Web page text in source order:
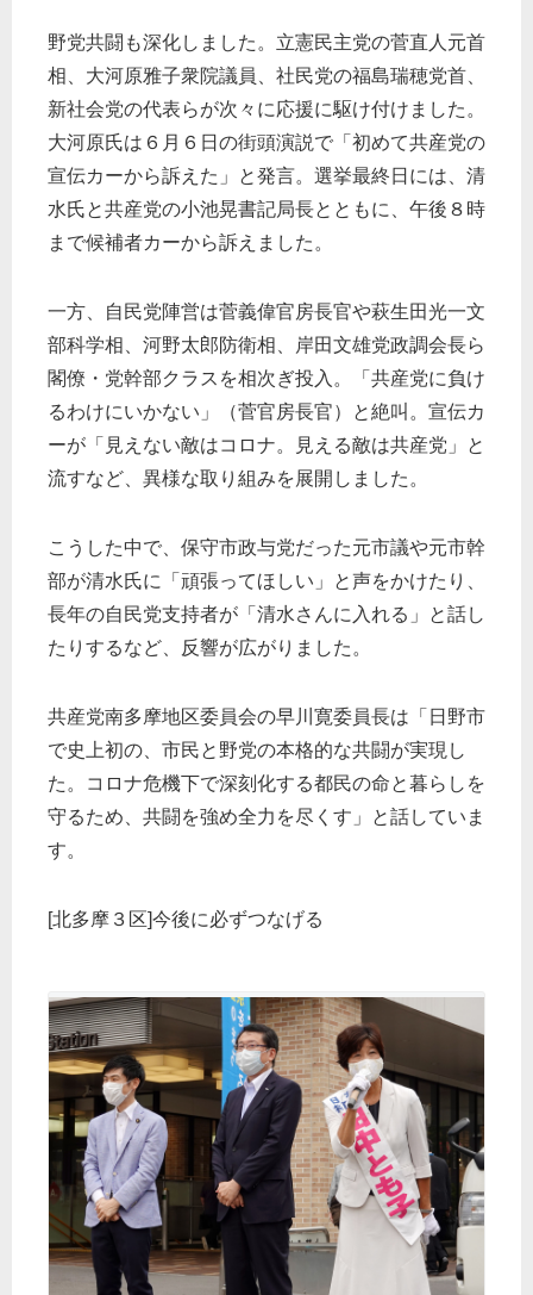
野党共闘も深化しました。立憲民主党の菅直人元首
相、大河原雅子衆院議員、社民党の福島瑞穂党首、
新社会党の代表らが次々に応援に駆け付けました。
大河原氏は６月６日の街頭演説で「初めて共産党の
宣伝カーから訴えた」と発言。選挙最終日には、清
水氏と共産党の小池晃書記局長とともに、午後８時
まで候補者カーから訴えました。
一方、自民党陣営は菅義偉官房長官や萩生田光一文
部科学相、河野太郎防衛相、岸田文雄党政調会長ら
閣僚・党幹部クラスを相次ぎ投入。「共産党に負け
るわけにいかない」（菅官房長官）と絶叫。宣伝カ
ーが「見えない敵はコロナ。見える敵は共産党」と
流すなど、異様な取り組みを展開しました。
こうした中で、保守市政与党だった元市議や元市幹
部が清水氏に「頑張ってほしい」と声をかけたり、
長年の自民党支持者が「清水さんに入れる」と話し
たりするなど、反響が広がりました。
共産党南多摩地区委員会の早川寛委員長は「日野市
で史上初の、市民と野党の本格的な共闘が実現し
た。コロナ危機下で深刻化する都民の命と暮らしを
守るため、共闘を強め全力を尽くす」と話していま
す。
[北多摩３区]今後に必ずつなげる